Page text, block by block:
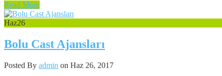
Read More
Haz26
Bolu Cast Ajansları
Posted By admin on Haz 26, 2017